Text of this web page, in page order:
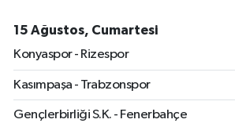
15 Ağustos, Cumartesi
Konyaspor - Rizespor
Kasımpaşa - Trabzonspor
Gençlerbirliği S.K. - Fenerbahçe